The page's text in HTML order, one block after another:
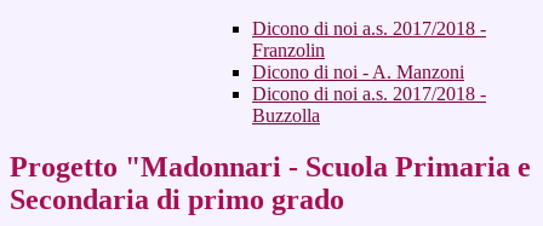
Dicono di noi a.s. 2017/2018 -
Franzolin
Dicono di noi - A. Manzoni
Dicono di noi a.s. 2017/2018 -
Buzzolla
Progetto "Madonnari - Scuola Primaria e
Secondaria di primo grado